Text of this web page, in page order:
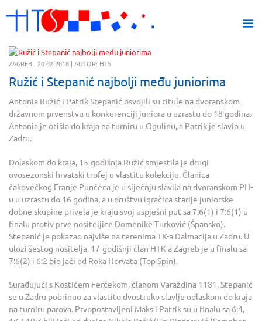
ZAGREB | 20.02.2018 | AUTOR: HTS
Ružić i Stepanić najbolji među juniorima
Antonia Ružić i Patrik Stepanić osvojili su titule na dvoranskom
državnom prvenstvu u konkurenciji juniora u uzrastu do 18 godina.
Antonia je otišla do kraja na turniru u Ogulinu, a Patrik je slavio u
Zadru.
Dolaskom do kraja, 15-godišnja Ružić smjestila je drugi
ovosezonski hrvatski trofej u vlastitu kolekciju. Članica
čakovečkog Franje Punčeca je u siječnju slavila na dvoranskom PH-
u u uzrastu do 16 godina, a u društvu igračica starije juniorske
dobne skupine privela je kraju svoj uspješni put sa 7:6(1) i 7:6(1) u
finalu protiv prve nositeljice Domenike Turković (Špansko).
Stepanić je pokazao najviše na terenima TK-a Dalmacija u Zadru. U
ulozi šestog nositelja, 17-godišnji član HTK-a Zagreb je u finalu sa
7:6(2) i 6:2 bio jači od Roka Horvata (Top Spin).
Surađujući s Kostićem Ferčekom, članom Varaždina 1181, Stepanić
se u Zadru pobrinuo za vlastito dvostruko slavlje odlaskom do kraja
na turniru parova. Prvopostavljeni Maks i Patrik su u finalu sa 6:4,